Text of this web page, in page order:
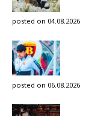
posted on 04.08.2026
posted on 06.08.2026